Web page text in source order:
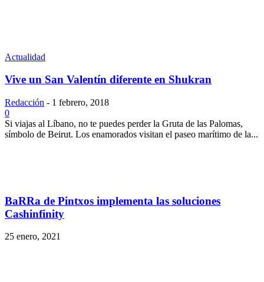
Actualidad
Vive un San Valentín diferente en Shukran
Redacción - 1 febrero, 2018
0
Si viajas al Líbano, no te puedes perder la Gruta de las Palomas,
símbolo de Beirut. Los enamorados visitan el paseo marítimo de la...
BaRRa de Pintxos implementa las soluciones
Cashinfinity
25 enero, 2021